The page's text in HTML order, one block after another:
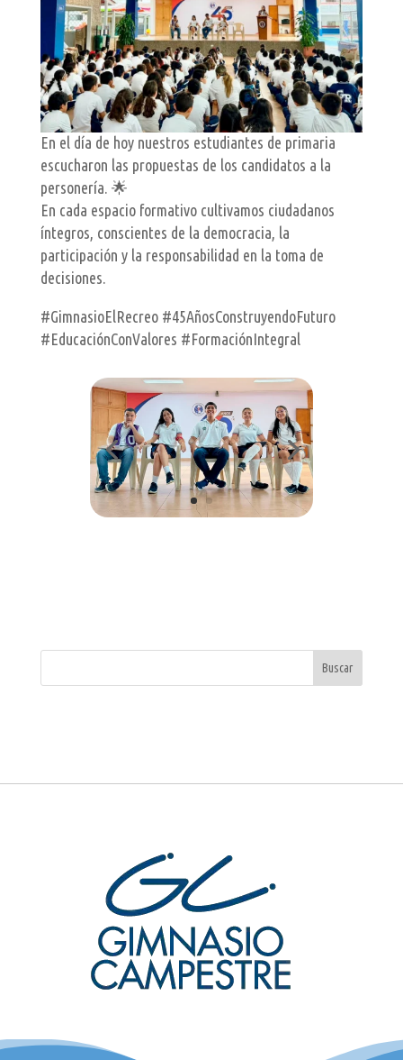
En el día de hoy nuestros estudiantes de primaria
escucharon las propuestas de los candidatos a la
personería. 🌟
En cada espacio formativo cultivamos ciudadanos
íntegros, conscientes de la democracia, la
participación y la responsabilidad en la toma de
decisiones.
#GimnasioElRecreo #45AñosConstruyendoFuturo
#EducaciónConValores #FormaciónIntegral